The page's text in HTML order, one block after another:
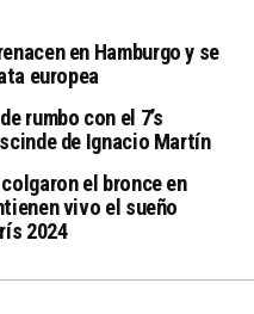
en Hamburgo y se
europea
rumbo con el 7’s
de Ignacio Martín
el bronce en
vivo el sueño
2024